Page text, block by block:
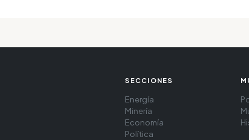
SECCIONES
Energía
Minería
Economía
Política